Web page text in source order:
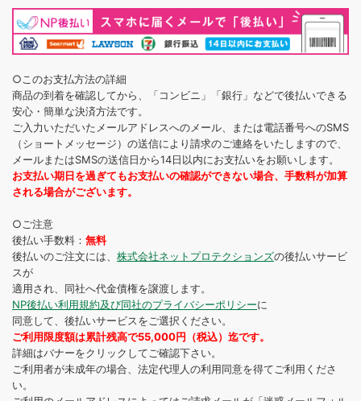
○このお支払方法の詳細
商品の到着を確認してから、「コンビニ」「銀行」などで後払いできる
安心・簡単な決済方法です。
ご入力いただいたメールアドレスへのメール、または電話番号へのSMS
（ショートメッセージ）の送信により請求のご連絡をいたしますので、
メールまたはSMSの送信日から14日以内にお支払いをお願いします。
お支払い期日を過ぎてもお支払いの確認ができない場合、手数料が加算
される場合がございます。
○ご注意
後払い手数料： 無料
後払いのご注文には、 株式会社ネットプロテクションズの後払いサービ
スが
適用され、同社へ代金債権を譲渡します。
NP後払い利用規約及び同社のプライバシーポリシーに
同意して、後払いサービスをご選択ください。
ご利用限度額は累計残高で55,000円（税込）迄です。
詳細はバナーをクリックしてご確認下さい。
ご利用者が未成年の場合、法定代理人の利用同意を得てご利用くださ
い。